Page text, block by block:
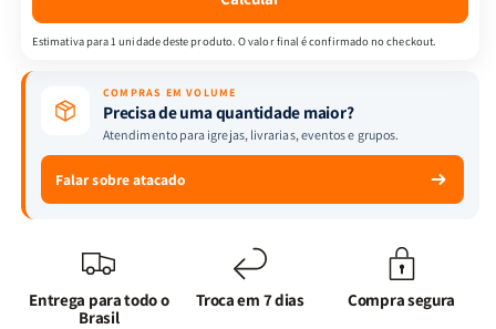
Estimativa para 1 unidade deste produto. O valor final é confirmado no checkout.
COMPRAS EM VOLUME
Precisa de uma quantidade maior?
Atendimento para igrejas, livrarias, eventos e grupos.
Falar sobre atacado
Entrega para todo o
Brasil
Troca em 7 dias Compra segura